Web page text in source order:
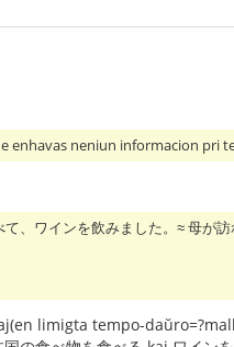
enhavas neniun informacion
、ワインを飲みました。≈ 母が
limigta tempo-